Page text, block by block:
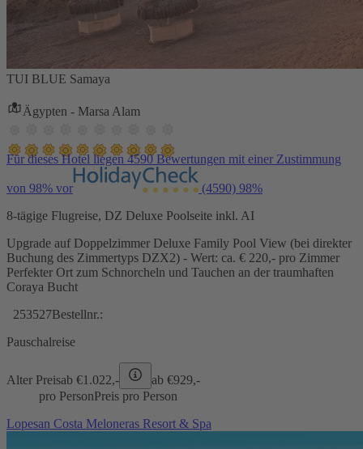
TUI BLUE Samaya
Ägypten - Marsa Alam
Für dieses Hotel liegen 4590 Bewertungen mit einer Zustimmung
von 98% vor (4590) 98%
8-tägige Flugreise, DZ Deluxe Poolseite inkl. AI
Upgrade auf Doppelzimmer Deluxe Family Pool View (bei direkter
Buchung des Zimmertyps DZX2) - Wert: ca. € 220,- pro Zimmer
Perfekter Ort zum Schnorcheln und Tauchen an der traumhaften
Coraya Bucht
253527Bestellnr.:
Pauschalreise
Alter Preisab €1.022,- ab €929,-
pro PersonPreis pro Person
Lopesan Costa Meloneras Resort & Spa